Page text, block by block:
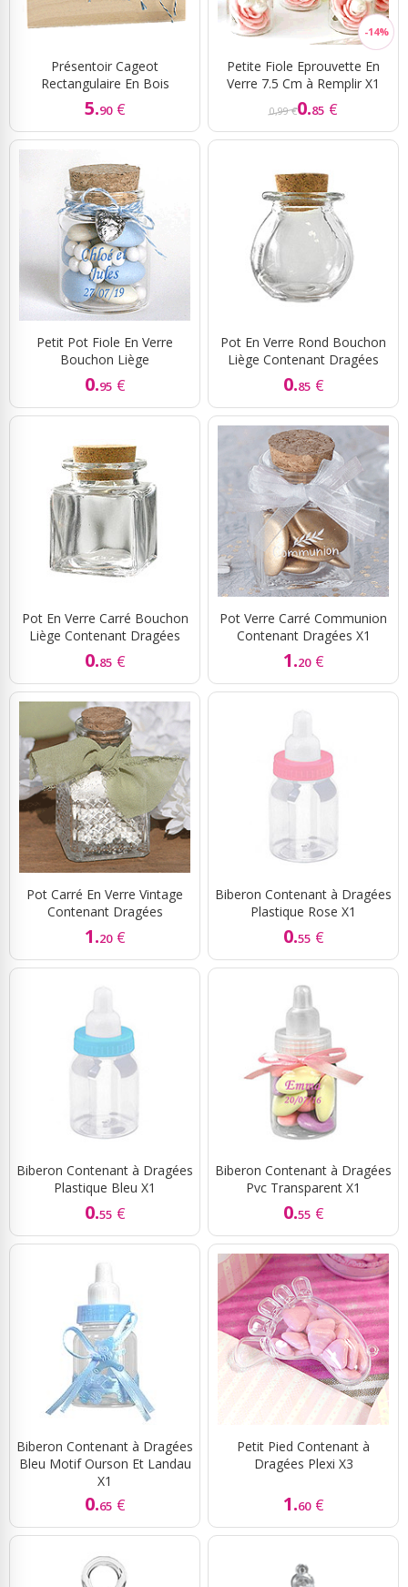
Présentoir Cageot
Rectangulaire En Bois
5.90 €
Petite Fiole Eprouvette En
Verre 7.5 Cm à Remplir X1
0,99 €0.85 €
Petit Pot Fiole En Verre
Bouchon Liège
0.95 €
Pot En Verre Rond Bouchon
Liège Contenant Dragées
0.85 €
Pot En Verre Carré Bouchon
Liège Contenant Dragées
0.85 €
Pot Verre Carré Communion
Contenant Dragées X1
1.20 €
Pot Carré En Verre Vintage
Contenant Dragées
1.20 €
Biberon Contenant à Dragées
Plastique Rose X1
0.55 €
Biberon Contenant à Dragées
Plastique Bleu X1
0.55 €
Biberon Contenant à Dragées
Pvc Transparent X1
0.55 €
Biberon Contenant à Dragées
Bleu Motif Ourson Et Landau
X1
0.65 €
Petit Pied Contenant à
Dragées Plexi X3
1.60 €